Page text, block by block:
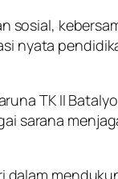
sosial,
nyata
TK II
sarana